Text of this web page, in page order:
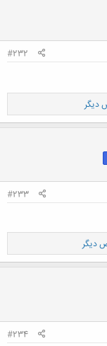
#232
#233
#234